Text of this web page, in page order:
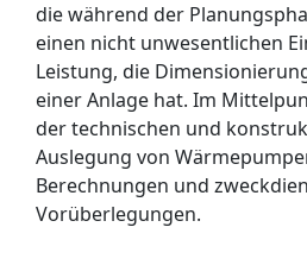
die während der
einen nicht unwesentlichen
Leistung, die
einer Anlage hat. Im
der technischen und
Auslegung von
Berechnungen und
Vorüberlegungen.